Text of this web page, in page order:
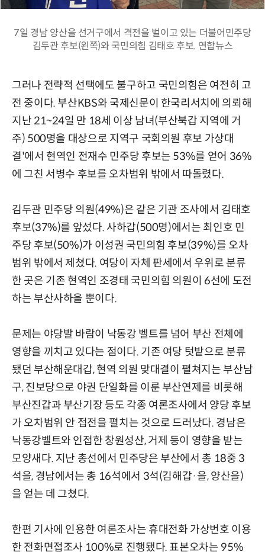
7일 경남 양산을 선거구에서 격전을 벌이고 있는 더불어민주당
김두관 후보(왼쪽)와 국민의힘 김태호 후보. 연합뉴스
그러나 전략적 선택에도 불구하고 국민의힘은 여전히 고
전 중이다. 부산KBS와 국제신문이 한국리서치에 의뢰해
지난 21~24일 만 18세 이상 남녀(부산북갑 지역에 거
주) 500명을 대상으로 지역구 국회의원 후보 가상대
결'에서 현역인 전재수 민주당 후보는 53%를 얻어 36%
에 그친 서병수 후보를 오차범위 밖에서 따돌렸다.
김두관 민주당 의원(49%)은 같은 기관 조사에서 김태호
후보(37%)를 앞섰다. 사하갑(500명)에서는 최인호 민
주당 후보(50%)가 이성권 국민의힘 후보(39%)를 오차
범위 밖에서 제쳤다. 여당이 자체 판세에서 우위로 분류
한 곳은 기존 현역인 조경태 국민의힘 의원이 6선에 도전
하는 부산사하을 뿐이다.
문제는 야당발 바람이 낙동강 벨트를 넘어 부산 전체에
영향을 끼치고 있다는 점이다. 기존 여당 텃밭으로 분류
됐던 부산해운대갑, 현역 의원 맞대결이 펼쳐지는 부산남
구, 진보당으로 야권 단일화를 이룬 부산연제를 비롯해
부산진갑과 부산기장 등도 각종 여론조사에서 양당 후보
가 오차범위 안 접전을 펼치는 것으로 드러났다. 경남은
낙동강벨트와 인접한 창원성산, 거제 등이 영향을 받는
모양새다. 지난 총선에서 민주당은 부산에서 총 18중 3
석을, 경남에서는 총 16석에서 3석(김해갑·을, 양산을)
을 얻는 데 그쳤다.
한편 기사에 인용한 여론조사는 휴대전화 가상번호 이용
한 전화면접조사 100%로 진행됐다. 표본오차는 95%